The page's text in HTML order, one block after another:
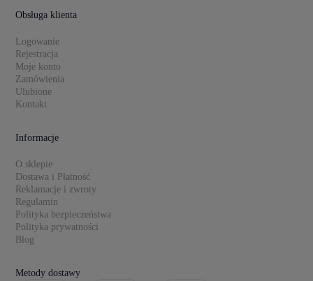
Obsługa klienta
Logowanie
Rejestracja
Moje konto
Zamówienia
Ulubione
Kontakt
Informacje
O sklepie
Dostawa i Płatność
Reklamacje i zwroty
Regulamin
Polityka bezpieczeństwa
Polityka prywatności
Blog
Metody dostawy